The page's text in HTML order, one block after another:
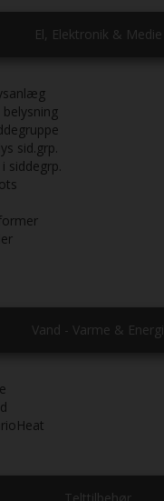
El, Elektronik & Medie
sid.grp.
siddegrp.
Vand - Varme & Energi